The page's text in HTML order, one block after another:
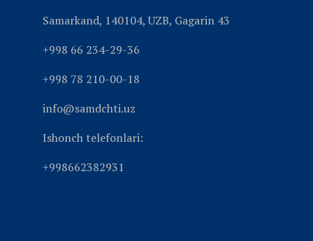
Samarkand, 140104, UZB, Gagarin 43
+998 66 234-29-36
+998 78 210-00-18
info@samdchti.uz
Ishonch telefonlari:
+998662382931